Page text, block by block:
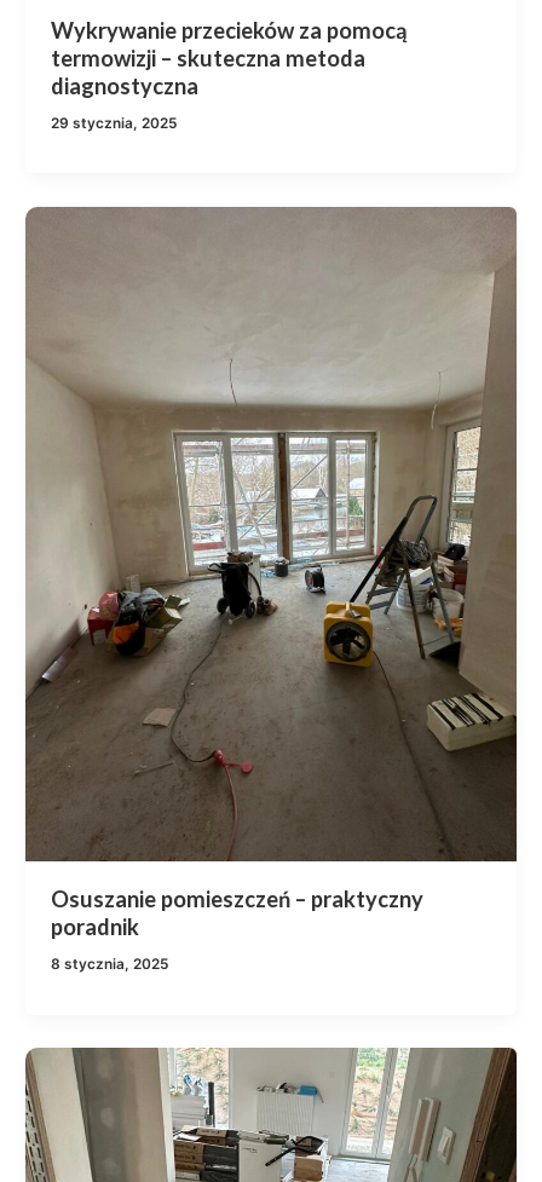
Wykrywanie przecieków za pomocą
termowizji – skuteczna metoda
diagnostyczna
29 stycznia, 2025
Osuszanie pomieszczeń – praktyczny
poradnik
8 stycznia, 2025